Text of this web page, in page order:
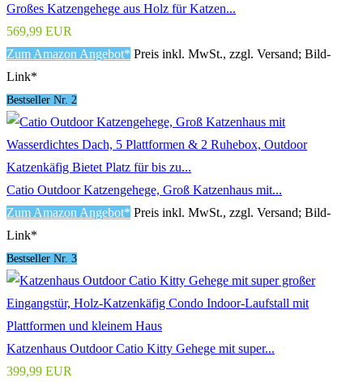
Großes Katzengehege aus Holz für Katzen...
569,99 EUR
Zum Amazon Angebot* Preis inkl. MwSt., zzgl. Versand; Bild-
Link*
Bestseller Nr. 2
Catio Outdoor Katzengehege, Groß Katzenhaus mit...
Zum Amazon Angebot* Preis inkl. MwSt., zzgl. Versand; Bild-
Link*
Bestseller Nr. 3
Katzenhaus Outdoor Catio Kitty Gehege mit super...
399,99 EUR